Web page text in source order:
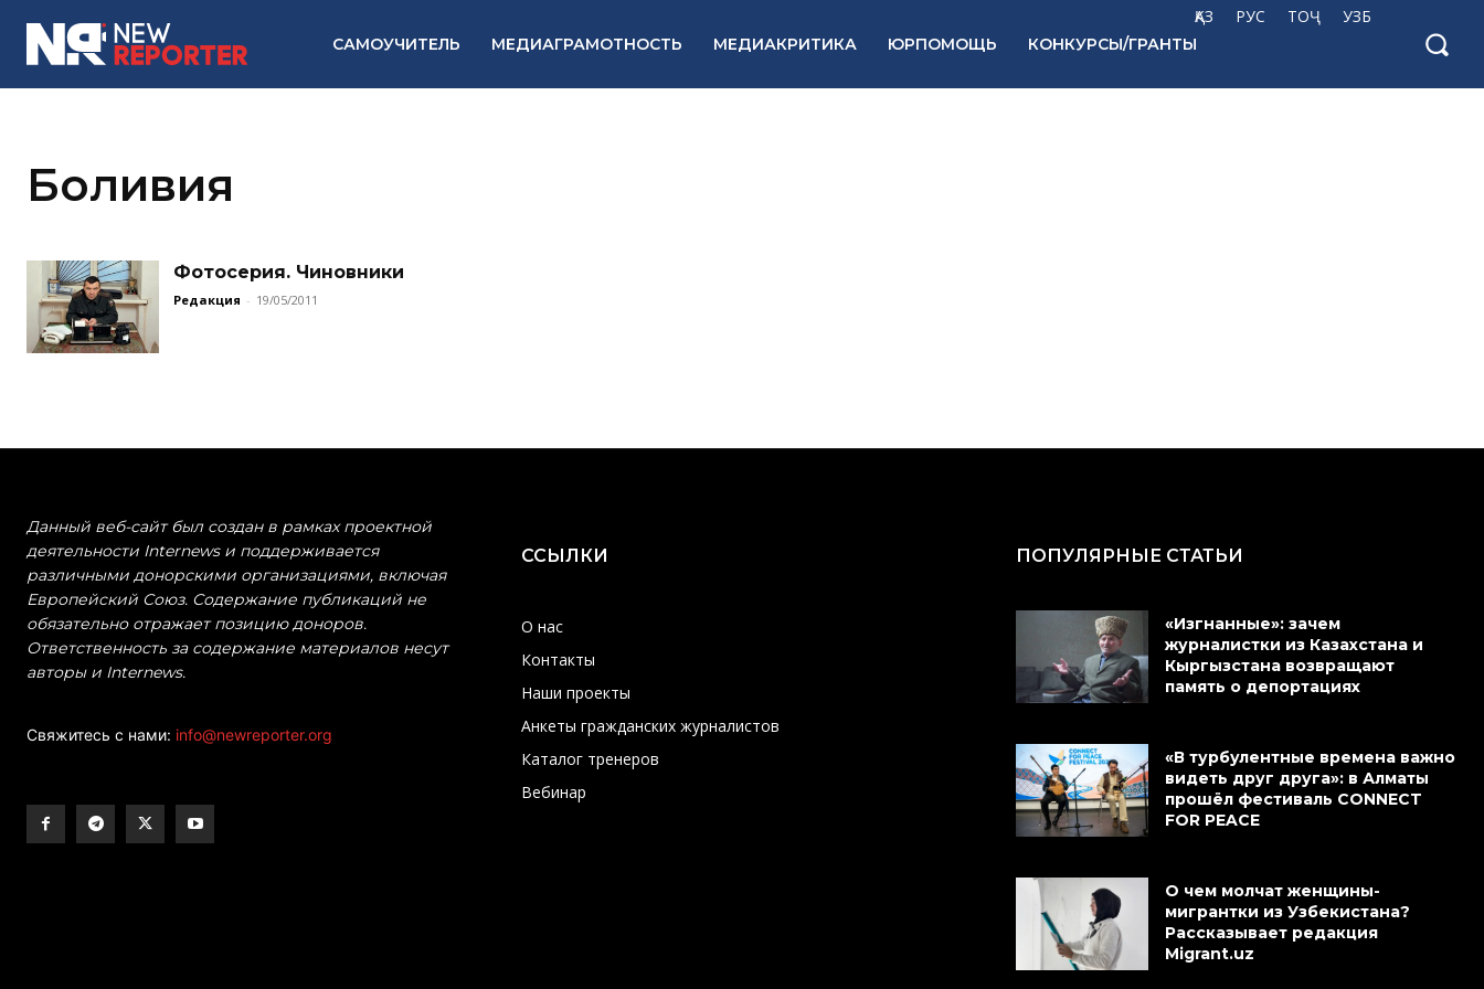
ҚАЗ РУС ТОҶ УЗБ
САМОУЧИТЕЛЬ МЕДИАГРАМОТНОСТЬ МЕДИАКРИТИКА ЮРПОМОЩЬ КОНКУРСЫ/ГРАНТЫ
Боливия
Фотосерия. Чиновники
Редакция - 19/05/2011
Данный веб-сайт был создан в рамках проектной
деятельности Internews и поддерживается
различными донорскими организациями, включая
Европейский Союз. Содержание публикаций не
обязательно отражает позицию доноров.
Ответственность за содержание материалов несут
авторы и Internews.
Свяжитесь с нами: info@newreporter.org
ССЫЛКИ
О нас
Контакты
Наши проекты
Анкеты гражданских журналистов
Каталог тренеров
Вебинар
ПОПУЛЯРНЫЕ СТАТЬИ
«Изгнанные»: зачем
журналистки из Казахстана и
Кыргызстана возвращают
память о депортациях
«В турбулентные времена важно
видеть друг друга»: в Алматы
прошёл фестиваль CONNECT
FOR PEACE
О чем молчат женщины-
мигрантки из Узбекистана?
Рассказывает редакция
Migrant.uz